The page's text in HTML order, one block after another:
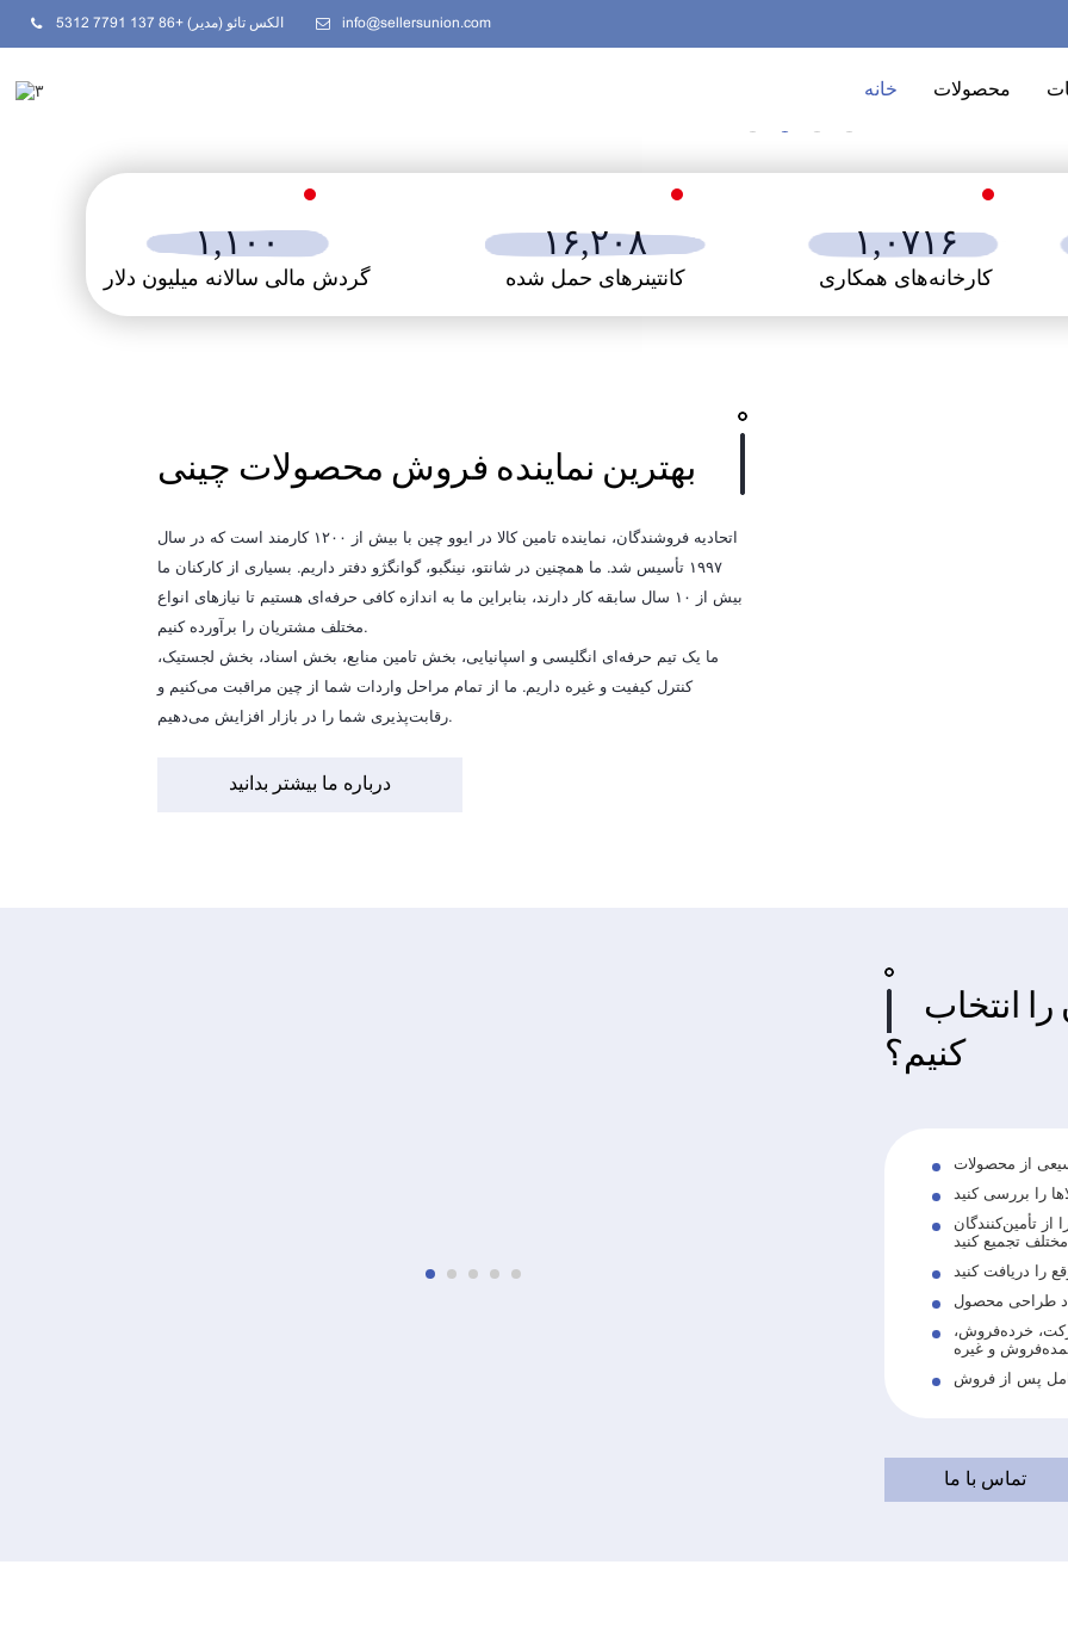
الکس تائو (مدیر) +86 137 7791 5312 info@sellersunion.com
خانه محصولات
۱,۱۰۰
گردش مالی سالانه میلیون دلار
۱۶,۲۰۸
کانتینرهای حمل شده
۱,۰۷۱۶
کارخانه‌های همکاری
بهترین نماینده فروش محصولات چینی
اتحادیه فروشندگان، نماینده تامین کالا در ایوو چین با بیش از ۱۲۰۰ کارمند است که در سال
۱۹۹۷ تأسیس شد. ما همچنین در شانتو، نینگبو، گوانگژو دفتر داریم. بسیاری از کارکنان ما
بیش از ۱۰ سال سابقه کار دارند، بنابراین ما به اندازه کافی حرفه‌ای هستیم تا نیازهای انواع
مختلف مشتریان را برآورده کنیم.
ما یک تیم حرفه‌ای انگلیسی و اسپانیایی، بخش تامین منابع، بخش اسناد، بخش لجستیک،
کنترل کیفیت و غیره داریم. ما از تمام مراحل واردات شما از چین مراقبت می‌کنیم و
رقابت‌پذیری شما را در بازار افزایش می‌دهیم.
درباره ما بیشتر بدانید
انتخاب
کنیم؟
خود را از تأمین‌کنندگان
خرده‌فروش،
و غیره
تماس با ما